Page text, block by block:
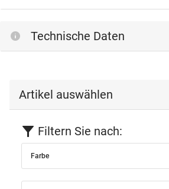
Einloggen
Technische Daten
Artikel auswählen
Filtern Sie nach:
Farbe